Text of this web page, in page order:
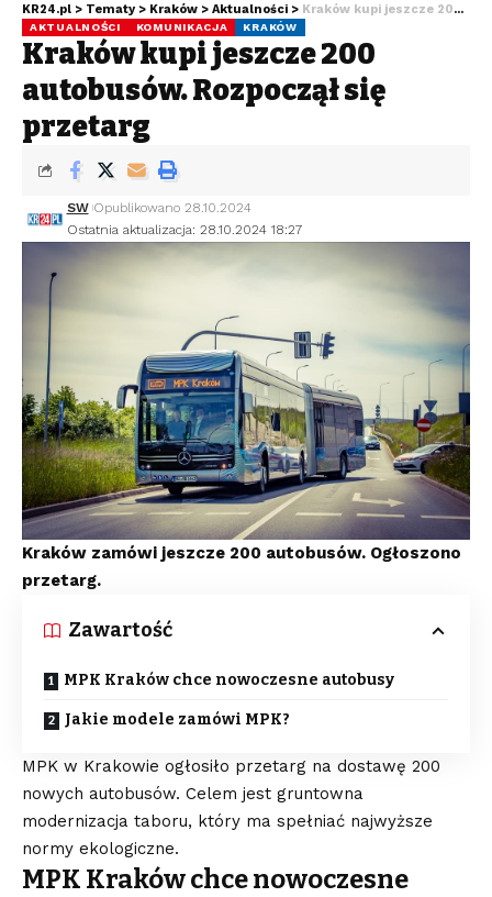
KR24.pl > Tematy > Kraków > Aktualności > Kraków kupi jeszcze 200 autobusów. Rozpoczął się przetarg
AKTUALNOŚCI KOMUNIKACJA KRAKÓW
Kraków kupi jeszcze 200
autobusów. Rozpoczął się
przetarg
Ostatnia aktualizacja: 28.10.2024 18:27
SW Opublikowano 28.10.2024
Kraków zamówi jeszcze 200 autobusów. Ogłoszono
przetarg.
Zawartość
MPK Kraków chce nowoczesne autobusy
Jakie modele zamówi MPK?
MPK w Krakowie ogłosiło przetarg na dostawę 200
nowych autobusów. Celem jest gruntowna
modernizacja taboru, który ma spełniać najwyższe
normy ekologiczne.
MPK Kraków chce nowoczesne